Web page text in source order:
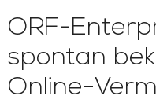
ORF-
spontan
Online-